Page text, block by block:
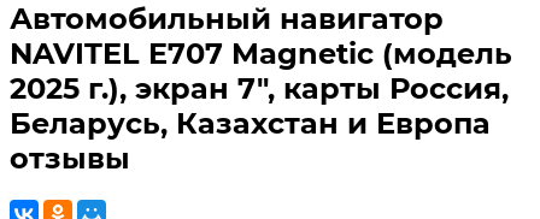
Автомобильный навигатор
NAVITEL E707 Magnetic (модель
2025 г.), экран 7", карты Россия,
Беларусь, Казахстан и Европа
отзывы